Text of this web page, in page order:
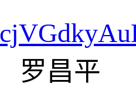
罗昌平